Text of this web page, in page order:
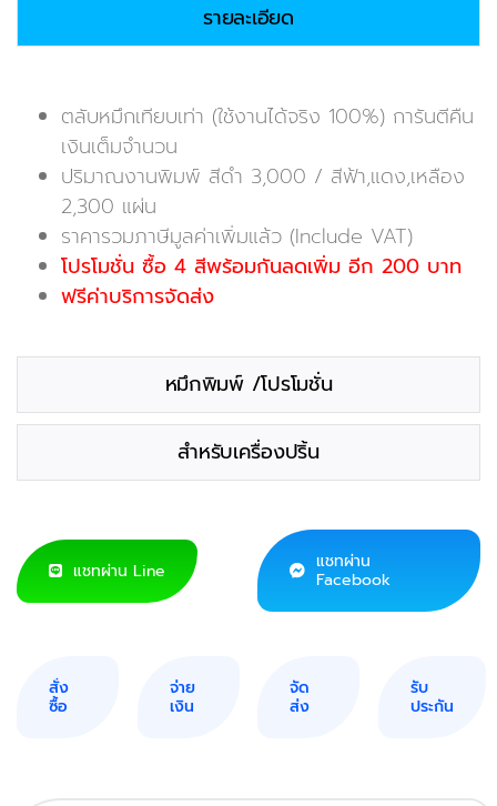
฿3,000
รายละเอียด
ตลับหมึกเทียบเท่า (ใช้งานได้จริง 100%) การันตีคืน
เงินเต็มจำนวน
ปริมาณงานพิมพ์ สีดำ 3,000 / สีฟ้า,แดง,เหลือง
2,300 แผ่น
ราคารวมภาษีมูลค่าเพิ่มแล้ว (Include VAT)
โปรโมชั่น ซื้อ 4 สีพร้อมกันลดเพิ่ม อีก 200 บาท
ฟรีค่าบริการจัดส่ง
หมึกพิมพ์ /โปรโมชั่น
สำหรับเครื่องปริ้น
แชทผ่าน Line
แชทผ่าน
Facebook
สั่ง
ซื้อ
จ่าย
เงิน
จัด
ส่ง
รับ
ประกัน